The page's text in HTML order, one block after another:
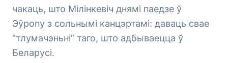
чакаць, што Мілінкевіч днямі паедзе ў
Эўропу з сольнымі канцэртамі: даваць свае
“тлумачэньні” таго, што адбываецца ў
Беларусі.